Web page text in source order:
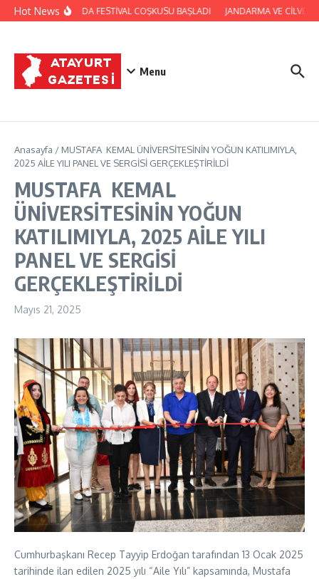
İçeriğe atla
Hot News
YAYLADAĞI’NDA FESTİVAL COŞKUSU BAŞLADI JANDARMA VE
Menu
Anasayfa / MUSTAFA KEMAL ÜNİVERSİTESİNİN YOĞUN KATILIMIYLA,
2025 AİLE YILI PANEL VE SERGİSİ GERÇEKLEŞTİRİLDİ
MUSTAFA KEMAL
ÜNİVERSİTESİNİN YOĞUN
KATILIMIYLA, 2025 AİLE YILI
PANEL VE SERGİSİ
GERÇEKLEŞTİRİLDİ
Mayıs 21, 2025
Cumhurbaşkanı Recep Tayyip Erdoğan tarafından 13 Ocak 2025
tarihinde ilan edilen 2025 yılı “Aile Yılı” kapsamında, Mustafa